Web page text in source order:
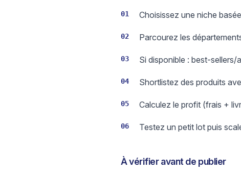
01 Choisissez une niche
02 Parcourez les
03 Si disponible : best-
04 Shortlistez des produits
05 Calculez le profit (frais +
06 Testez un petit lot puis
À vérifier avant de publier